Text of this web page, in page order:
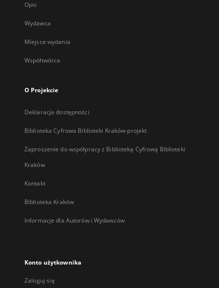
Opis
Wydawca
Miejsce wydania
Współtwórca
O Projekcie
Deklaracja dostępności
Biblioteka Cyfrowa Biblioteki Kraków-projekt
Zaproszenie do współpracy z Biblioteką Cyfrową Biblioteki
Kraków
Kontakt
Biblioteka Kraków
Informacje dla Autorów i Wydawców
Konto użytkownika
Zaloguj się